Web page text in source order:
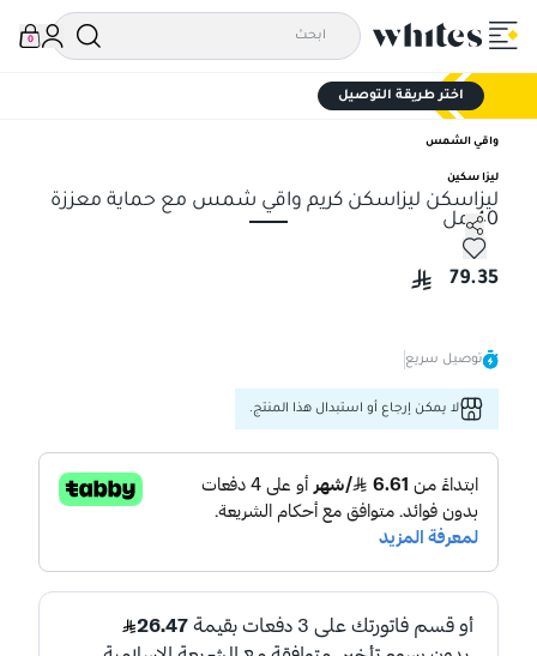
0
اختر طريقة التوصيل
واقي الشمس
ليزا سكين
ليزاسكن ليزاسكن كريم واقي شمس مع حماية معززة
40 مل
ليزاسكن ليزاسكن كريم واقي شمس مع حماية معززة 40 مل
79.35
توصيل سريع
لا يمكن إرجاع أو استبدال هذا المنتج.